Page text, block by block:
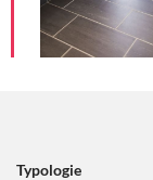
Typologie